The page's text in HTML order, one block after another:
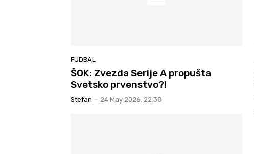
FUDBAL
ŠOK: Zvezda Serije A propušta
Svetsko prvenstvo?!
Stefan - 24 May 2026. 22:38